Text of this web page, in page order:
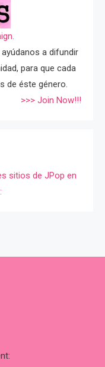
a difundir
para que cada
de éste género.
>>> Join Now!!!